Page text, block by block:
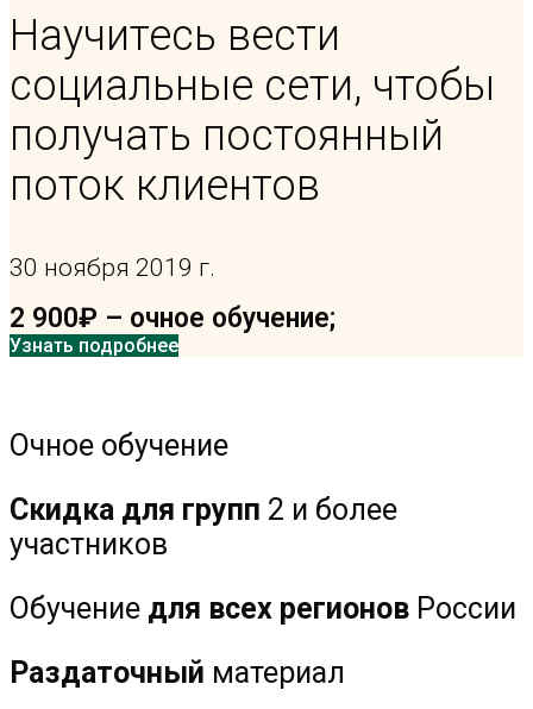
Научитесь вести
социальные сети, чтобы
получать постоянный
поток клиентов
30 ноября 2019 г.
2 900₽ – очное обучение;
Узнать подробнее
Очное обучение
Скидка для групп 2 и более
участников
Обучение для всех регионов России
Раздаточный материал